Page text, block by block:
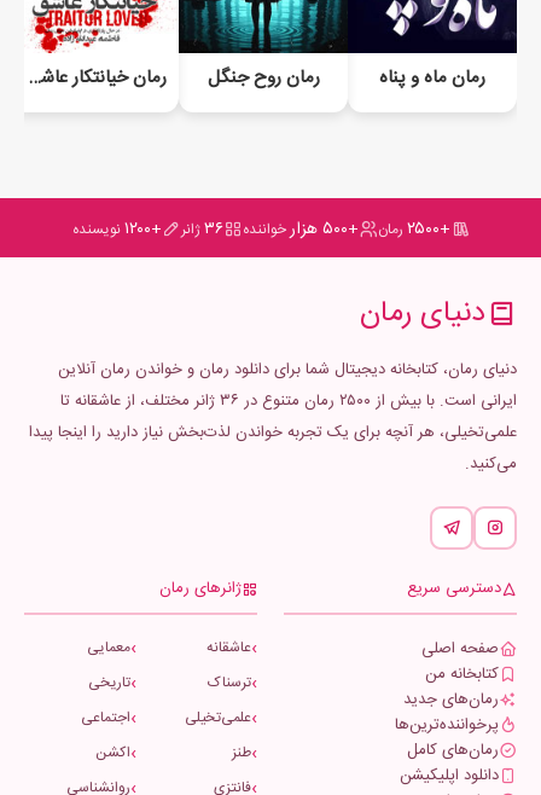
رمان ماه و پناه رمان روح جنگل رمان خیانتکار عاشق جلد سوم
+۲۵۰۰ رمان +۵۰۰ هزار خواننده ۳۶ژانر +۱۲۰۰ نویسنده
دنیای رمان
دنیای رمان، کتابخانه دیجیتال شما برای دانلود رمان و خواندن رمان آنلاین
ایرانی است. با بیش از ۲۵۰۰ رمان متنوع در ۳۶ ژانر مختلف، از عاشقانه تا
علمی‌تخیلی، هر آنچه برای یک تجربه خواندن لذت‌بخش نیاز دارید را اینجا پیدا
می‌کنید.
دسترسی سریع
صفحه اصلی
کتابخانه من
رمان‌های جدید
پرخواننده‌ترین‌ها
رمان‌های کامل
دانلود اپلیکیشن
ژانرهای رمان
عاشقانه
معمایی
ترسناک
تاریخی
علمی‌تخیلی
اجتماعی
طنز
اکشن
فانتزی
روانشناسی